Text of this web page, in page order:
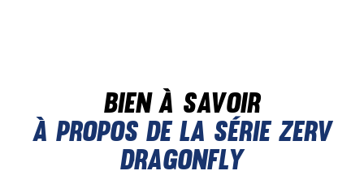
Bien à savoir
À propos de la série ZERV
Dragonfly